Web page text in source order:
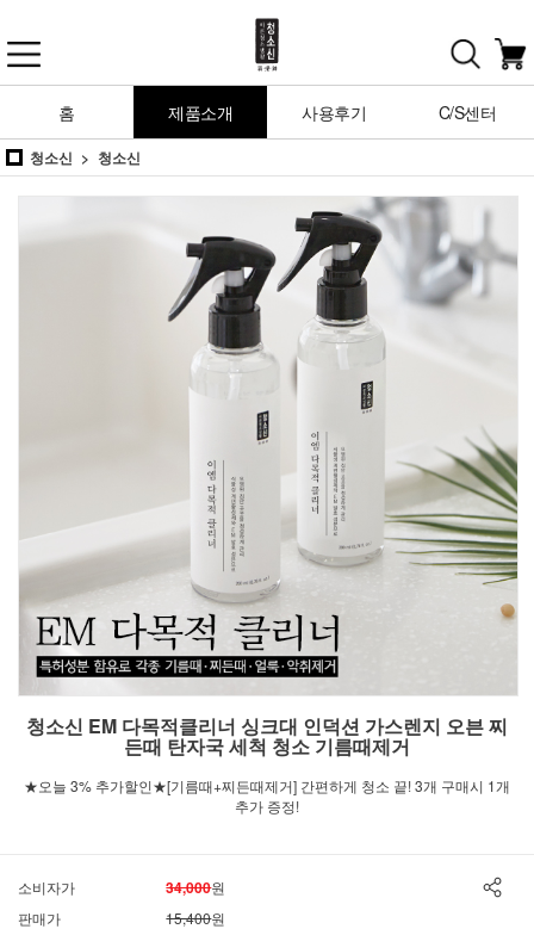
홈 제품소개 사용후기 C/S센터
청소신 청소신
청소신 EM 다목적클리너 싱크대 인덕션 가스렌지 오븐 찌
든때 탄자국 세척 청소 기름때제거
★오늘 3% 추가할인★[기름때+찌든때제거] 간편하게 청소 끝! 3개 구매시 1개
추가 증정!
소비자가 34,000원
판매가
15,400원